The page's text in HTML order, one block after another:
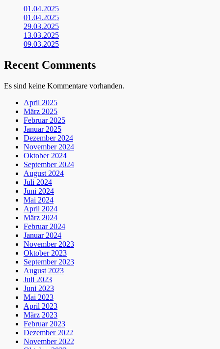
01.04.2025
01.04.2025
29.03.2025
13.03.2025
09.03.2025
Recent Comments
Es sind keine Kommentare vorhanden.
April 2025
März 2025
Februar 2025
Januar 2025
Dezember 2024
November 2024
Oktober 2024
September 2024
August 2024
Juli 2024
Juni 2024
Mai 2024
April 2024
März 2024
Februar 2024
Januar 2024
November 2023
Oktober 2023
September 2023
August 2023
Juli 2023
Juni 2023
Mai 2023
April 2023
März 2023
Februar 2023
Dezember 2022
November 2022